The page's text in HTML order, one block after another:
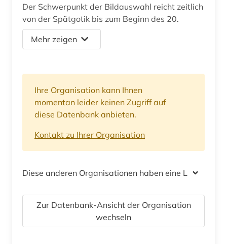
Der Schwerpunkt der Bildauswahl reicht zeitlich
von der Spätgotik bis zum Beginn des 20.
Mehr zeigen
Ihre Organisation kann Ihnen
momentan leider keinen Zugriff auf
diese Datenbank anbieten.
Kontakt zu Ihrer Organisation
Diese anderen Organisationen haben eine Lizenz
Zur Datenbank-Ansicht der Organisation
wechseln